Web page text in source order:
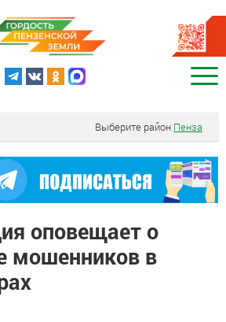
Выберите район Пенза
оповещает о
мошенников в